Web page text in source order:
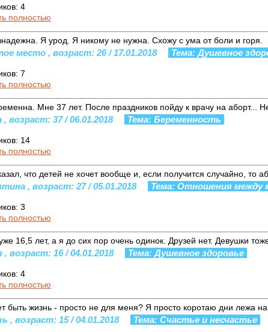
4
полностью
Я урод. Я никому не нужна. Схожу с ума от боли и горя.
место , возраст: 26 / 17.01.2018 Тема: Душевное
7
полностью
Мне 37 лет. После праздников пойду к врачу на аборт...
, возраст: 37 / 06.01.2018 Тема: Беременность
14
полностью
что детей не хочет вообще и, если получится случайно, то
, возраст: 27 / 05.01.2018 Тема: Отношения между
3
полностью
16,5 лет, а я до сих пор очень одинок. Друзей нет. Девушки
, возраст: 16 / 04.01.2018 Тема: Душевное здоровье
4
полностью
быть жизнь - просто не для меня? Я просто коротаю дни лежа на
, возраст: 15 / 04.01.2018 Тема: Счастье и несчастье